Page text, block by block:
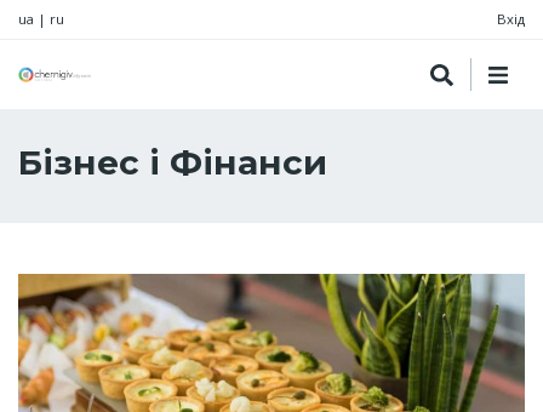
ua | ru Вхід
Бізнес і Фінанси